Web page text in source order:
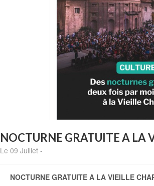
NOCTURNE GRATUITE A LA
Le 09 Juillet -
NOCTURNE GRATUITE A LA VIEILLE